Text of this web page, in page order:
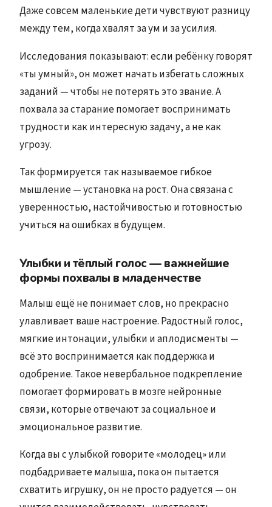
Даже совсем маленькие дети чувствуют разницу
между тем, когда хвалят за ум и за усилия.
Исследования показывают: если ребёнку говорят
«ты умный», он может начать избегать сложных
заданий — чтобы не потерять это звание. А
похвала за старание помогает воспринимать
трудности как интересную задачу, а не как
угрозу.
Так формируется так называемое гибкое
мышление — установка на рост. Она связана с
уверенностью, настойчивостью и готовностью
учиться на ошибках в будущем.
Улыбки и тёплый голос — важнейшие
формы похвалы в младенчестве
Малыш ещё не понимает слов, но прекрасно
улавливает ваше настроение. Радостный голос,
мягкие интонации, улыбки и аплодисменты —
всё это воспринимается как поддержка и
одобрение. Такое невербальное подкрепление
помогает формировать в мозге нейронные
связи, которые отвечают за социальное и
эмоциональное развитие.
Когда вы с улыбкой говорите «молодец» или
подбадриваете малыша, пока он пытается
схватить игрушку, он не просто радуется — он